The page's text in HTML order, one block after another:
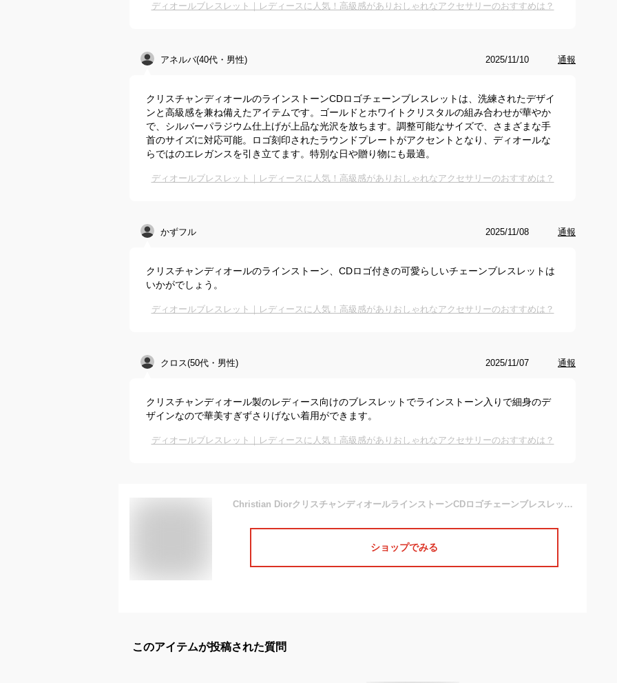
ディオールブレスレット｜レディースに人気！高級感がありおしゃれなアクセサリーのおすすめは？
アネルバ(40代・男性) 2025/11/10 通報
クリスチャンディオールのラインストーンCDロゴチェーンブレスレットは、洗練されたデザイ
ンと高級感を兼ね備えたアイテムです。ゴールドとホワイトクリスタルの組み合わせが華やか
で、シルバーパラジウム仕上げが上品な光沢を放ちます。調整可能なサイズで、さまざまな手
首のサイズに対応可能。ロゴ刻印されたラウンドプレートがアクセントとなり、ディオールな
らではのエレガンスを引き立てます。特別な日や贈り物にも最適。
ディオールブレスレット｜レディースに人気！高級感がありおしゃれなアクセサリーのおすすめは？
かずフル 2025/11/08 通報
クリスチャンディオールのラインストーン、CDロゴ付きの可愛らしいチェーンブレスレットは
いかがでしょう。
ディオールブレスレット｜レディースに人気！高級感がありおしゃれなアクセサリーのおすすめは？
クロス(50代・男性) 2025/11/07 通報
クリスチャンディオール製のレディース向けのブレスレットでラインストーン入りで細身のデ
ザインなので華美すぎずさりげない着用ができます。
ディオールブレスレット｜レディースに人気！高級感がありおしゃれなアクセサリーのおすすめは？
Christian DiorクリスチャンディオールラインストーンCDロゴチェーンブレスレット×CDロゴプレートロゴ刻印ラウンドプレート ゴールドホワイトクリスタル シルバーパラジウム仕上げLN BRACELET GOLDD301GDD102SLサイズ調整可能 腕輪
ショップでみる
このアイテムが投稿された質問